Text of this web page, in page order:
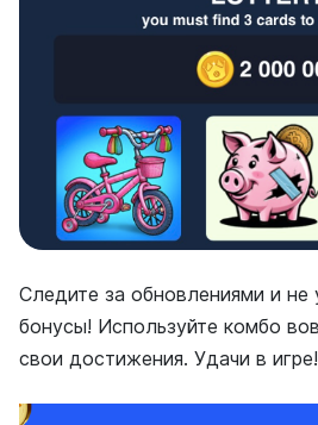
Следите за обновлениями и не
бонусы! Используйте комбо
свои достижения. Удачи в